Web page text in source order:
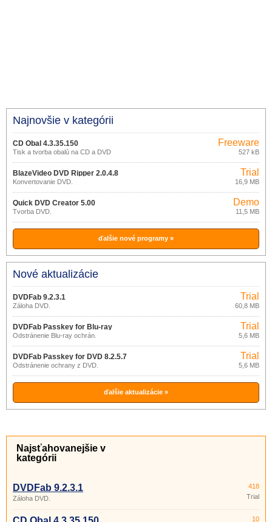
Najnovšie v kategórii
CD Obal 4.3.35.150
Tisk a tvorba obalů na CD a DVD
Freeware
527 kB
BlazeVideo DVD Ripper 2.0.4.8
Konvertovanie DVD.
Trial
16,9 MB
Quick DVD Creator 5.00
Tvorba DVD.
Demo
11,5 MB
ďalšie nové programy »
Nové aktualizácie
DVDFab 9.2.3.1
Záloha DVD.
Trial
60,8 MB
DVDFab Passkey for Blu-ray
8.2.5.8
Odstránenie Blu-ray ochrán.
Trial
5,6 MB
DVDFab Passkey for DVD 8.2.5.7
Odstránenie ochrany z DVD.
Trial
5,6 MB
ďalšie aktualizácie »
Najsťahovanejšie v
kategórii
DVDFab 9.2.3.1
Záloha DVD.
418
Trial
10